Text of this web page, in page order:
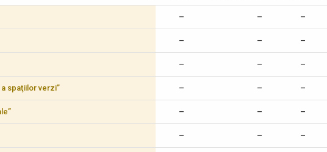
– – –
– – –
– – –
spaţiilor verzi” – – –
– – –
– – –